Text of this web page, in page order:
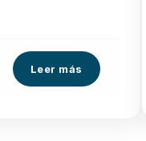
Leer más